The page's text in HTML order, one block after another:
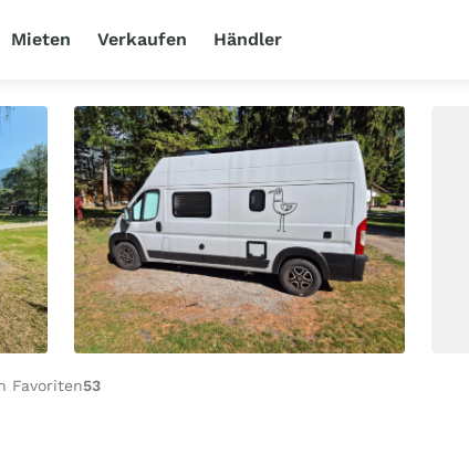
Mieten Verkaufen Händler
Favoriten53